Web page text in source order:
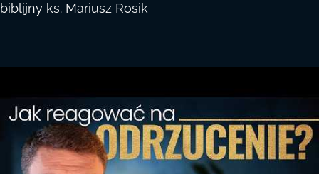
biblijny ks. Mariusz Rosik